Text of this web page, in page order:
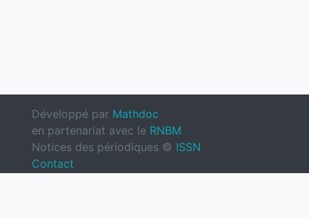
Développé par Mathdoc
en partenariat avec le RNBM
Notices des périodiques © ISSN
Contact